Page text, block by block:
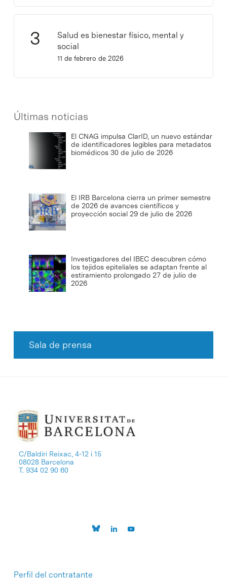
Salud es bienestar físico, mental y
social
11 de febrero de 2026
Últimas noticias
El CNAG impulsa ClarID, un nuevo estándar
de identificadores legibles para metadatos
biomédicos 30 de julio de 2026
El IRB Barcelona cierra un primer semestre
de 2026 de avances científicos y
proyección social 29 de julio de 2026
Investigadores del IBEC descubren cómo
los tejidos epiteliales se adaptan frente al
estiramiento prolongado 27 de julio de
2026
Sala de prensa
C/Baldiri Reixac, 4-12 i 15
08028 Barcelona
T. 934 02 90 60
Perfil del contratante